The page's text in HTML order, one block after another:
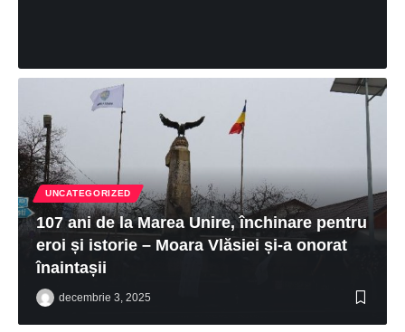
UNCATEGORIZED
107 ani de la Marea Unire, închinare pentru
eroi și istorie – Moara Vlăsiei și-a onorat
înaintașii
decembrie 3, 2025